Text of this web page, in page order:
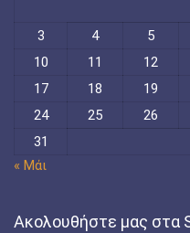
3
4 5
10
11 12
17
18 19
24
25 26
31
« Μάι
Ακολουθήστε μας στα